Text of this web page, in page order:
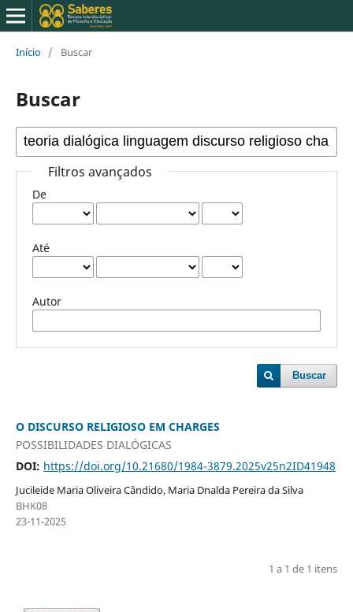
Início / Buscar
Buscar
Filtros avançados
De
Até
Autor
Buscar
O DISCURSO RELIGIOSO EM CHARGES
POSSIBILIDADES DIALÓGICAS
DOI: https://doi.org/10.21680/1984-3879.2025v25n2ID41948
Jucileide Maria Oliveira Cândido, Maria Dnalda Pereira da Silva
BHK08
23-11-2025
1 a 1 de 1 itens